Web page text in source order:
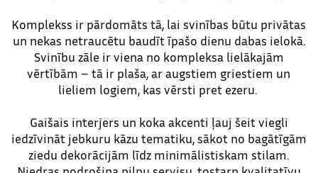
Komplekss ir pārdomāts tā, lai svinības būtu privātas
un nekas netraucētu baudīt īpašo dienu dabas ielokā.
Svinību zāle ir viena no kompleksa lielākajām
vērtībām – tā ir plaša, ar augstiem griestiem un
lieliem logiem, kas vērsti pret ezeru.
Gaišais interjers un koka akcenti ļauj šeit viegli
iedzīvināt jebkuru kāzu tematiku, sākot no bagātīgām
ziedu dekorācijām līdz minimālistiskam stilam.